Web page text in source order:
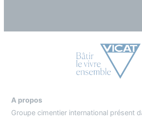
A propos
Groupe cimentier international présent